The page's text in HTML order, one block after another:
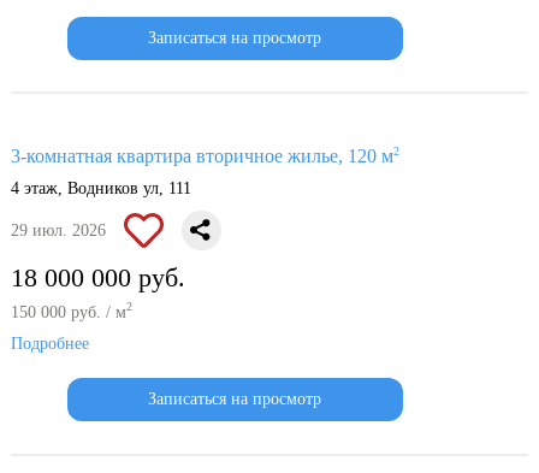
Записаться на просмотр
3-комнатная квартира вторичное жилье, 120 м2
4 этаж, Водников ул, 111
29 июл. 2026
18 000 000 руб.
150 000 руб. / м2
Подробнее
Записаться на просмотр